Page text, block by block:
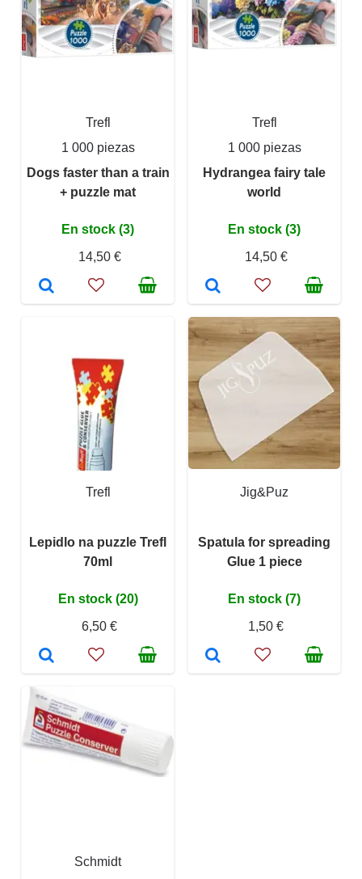
Trefl
1 000 piezas
Dogs faster than a train
+ puzzle mat
En stock (3)
14,50 €
Trefl
1 000 piezas
Hydrangea fairy tale
world
En stock (3)
14,50 €
Trefl
Lepidlo na puzzle Trefl
70ml
En stock (20)
6,50 €
Jig&Puz
Spatula for spreading
Glue 1 piece
En stock (7)
1,50 €
Schmidt